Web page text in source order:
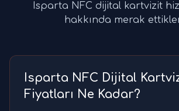
Isparta NFC dijital kartvizit
hakkında merak
Isparta NFC Dijital
Fiyatları Ne Kadar?